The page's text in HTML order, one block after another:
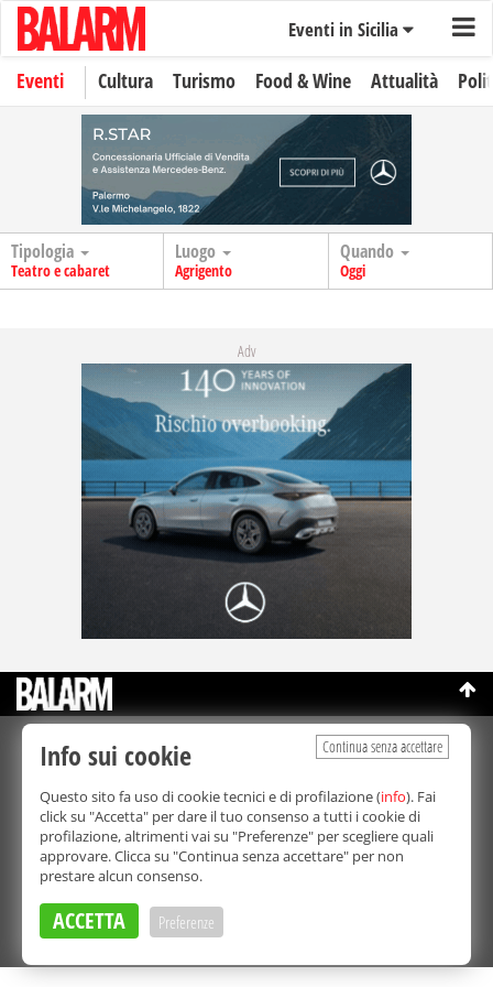
Eventi in Sicilia
Eventi Cultura Turismo Food & Wine Attualità
Tipologia
Teatro e cabaret
Luogo
Agrigento
Quando
Oggi
Adv
©Copyright 2003-2026
Bmedia Srl
La riproduzione totale o parziale di tutti i contenuti, in qualunque
forma, su qualsiasi supporto è proibita.
Balarm.it è una testata giornalistica registrata. Autorizzazione del
Tribunale di Palermo n° 32 del 21/10/2003
Direttore responsabile:Fabio Ricotta
Privacy e Cookie Policy
Continua senza accettare
Info sui cookie
Questo sito fa uso di cookie tecnici e di profilazione (info). Fai
click su "Accetta" per dare il tuo consenso a tutti i cookie di
profilazione, altrimenti vai su "Preferenze" per scegliere quali
approvare. Clicca su "Continua senza accettare" per non
prestare alcun consenso.
ACCETTA Preferenze